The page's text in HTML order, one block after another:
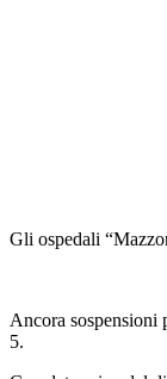
Gli ospedali
Ancora sospensioni
5.